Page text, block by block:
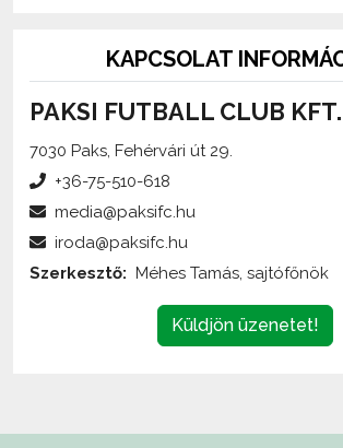
PAKSI FUTBALL CLUB KFT.
7030 Paks, Fehérvári út 29.
Küldjön üzenetet!